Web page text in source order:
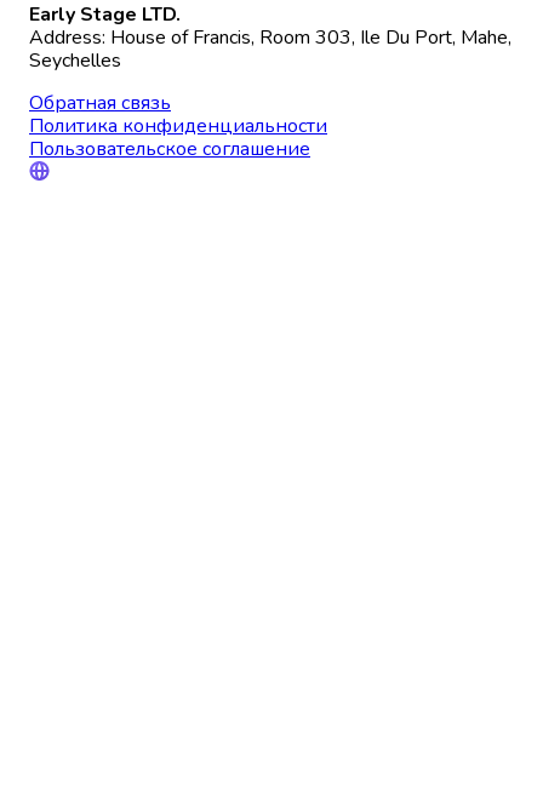
Early Stage LTD.
Address: House of Francis, Room 303, Ile Du Port, Mahe,
Seychelles
Обратная связь
Политика конфиденциальности
Пользовательское соглашение